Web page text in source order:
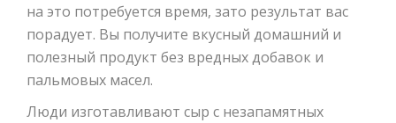
на это потребуется время, зато результат вас
порадует. Вы получите вкусный домашний и
полезный продукт без вредных добавок и
пальмовых масел.
Люди изготавливают сыр с незапамятных